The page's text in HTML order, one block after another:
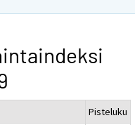
Pisteluku